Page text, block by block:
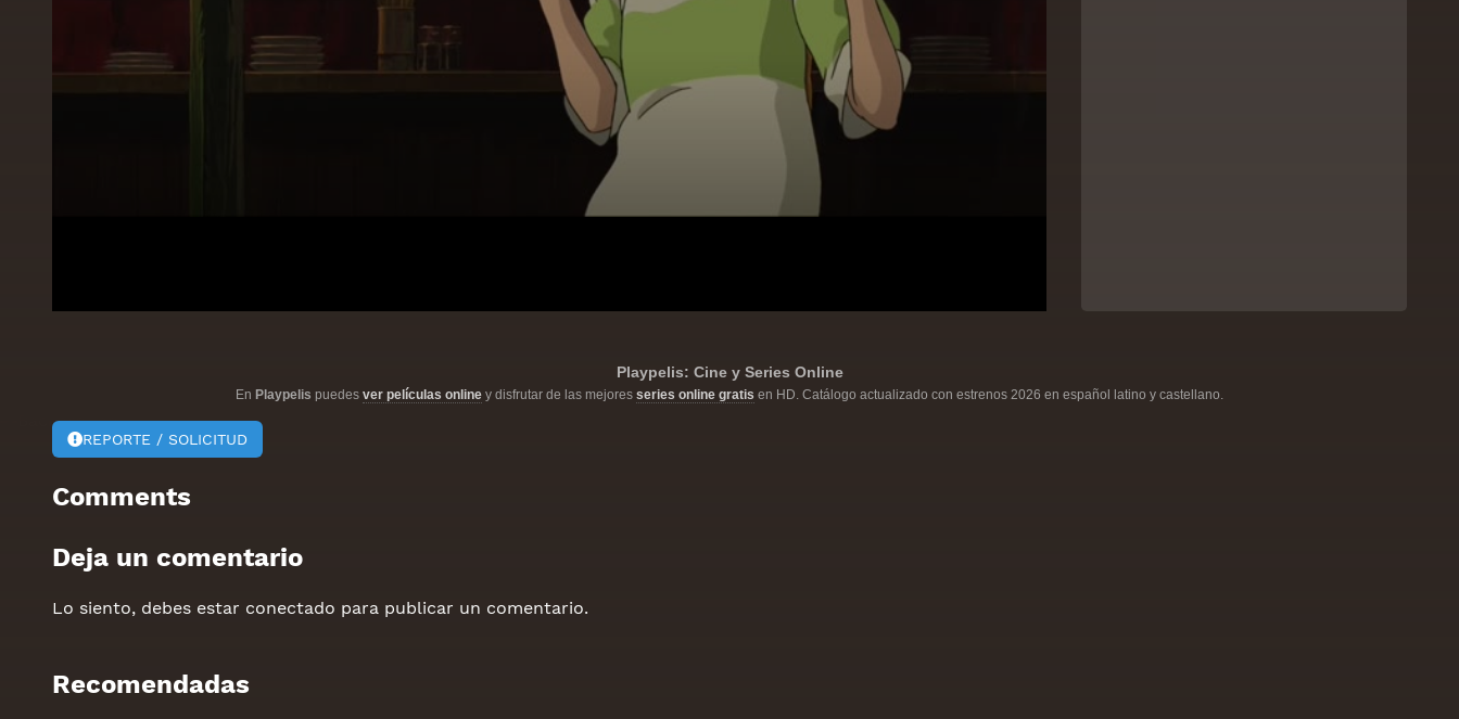
Playpelis: Cine y Series Online
En Playpelis puedes ver películas online y disfrutar de las mejores series online gratis en HD. Catálogo actualizado con estrenos 2026 en español latino y castellano.
REPORTE / SOLICITUD
Comments
Deja un comentario
Lo siento, debes estar conectado para publicar un comentario.
Recomendadas